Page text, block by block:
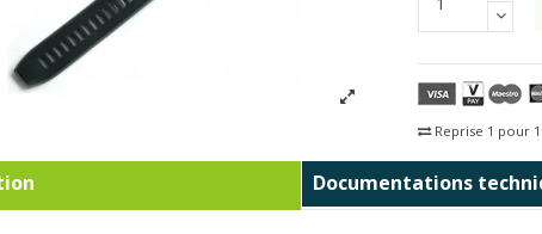
Reprise 1 pour 1
Documentations